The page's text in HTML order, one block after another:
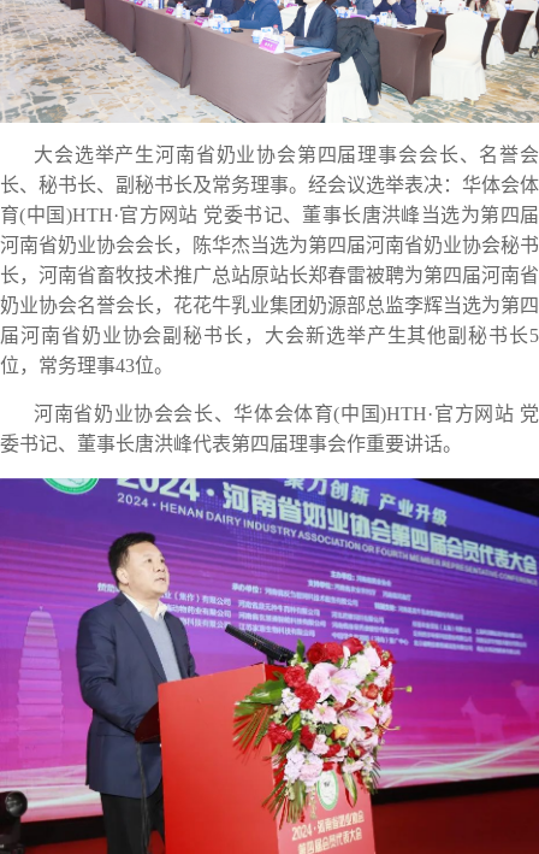
大会选举产生河南省奶业协会第四届理事会会长、名誉会
长、秘书长、副秘书长及常务理事。经会议选举表决：华体会体
育(中国)HTH·官方网站 党委书记、董事长唐洪峰当选为第四届
河南省奶业协会会长，陈华杰当选为第四届河南省奶业协会秘书
长，河南省畜牧技术推广总站原站长郑春雷被聘为第四届河南省
奶业协会名誉会长，花花牛乳业集团奶源部总监李辉当选为第四
届河南省奶业协会副秘书长，大会新选举产生其他副秘书长5
位，常务理事43位。
河南省奶业协会会长、华体会体育(中国)HTH·官方网站 党
委书记、董事长唐洪峰代表第四届理事会作重要讲话。